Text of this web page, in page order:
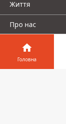
Життя
Про нас
Головна